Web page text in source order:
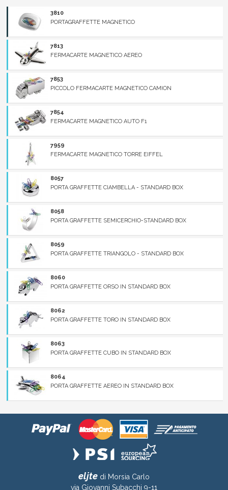
3810
PORTAGRAFFETTE MAGNETICO
7813
FERMACARTE MAGNETICO AEREO
7853
PICCOLO FERMACARTE MAGNETICO CAMION
7854
FERMACARTE MAGNETICO AUTO F1
7959
FERMACARTE MAGNETICO TORRE EIFFEL
8057
PORTA GRAFFETTE CIAMBELLA - STANDARD BOX
8058
PORTA GRAFFETTE SEMICERCHIO-STANDARD BOX
8059
PORTA GRAFFETTE TRIANGOLO - STANDARD BOX
8060
PORTA GRAFFETTE ORSO IN STANDARD BOX
8062
PORTA GRAFFETTE TORO IN STANDARD BOX
8063
PORTA GRAFFETTE CUBO IN STANDARD BOX
8064
PORTA GRAFFETTE AEREO IN STANDARD BOX
eljtedi Morsia Carlo
via Giovanni Subacchi 9-11